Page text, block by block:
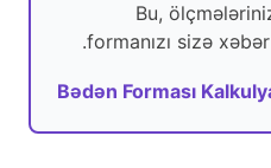
Bu,
formanızı sizə
Bədən Forması